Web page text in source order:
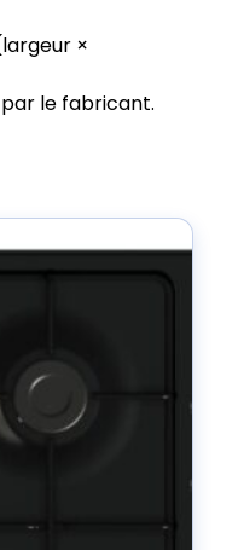
×
le fabricant.